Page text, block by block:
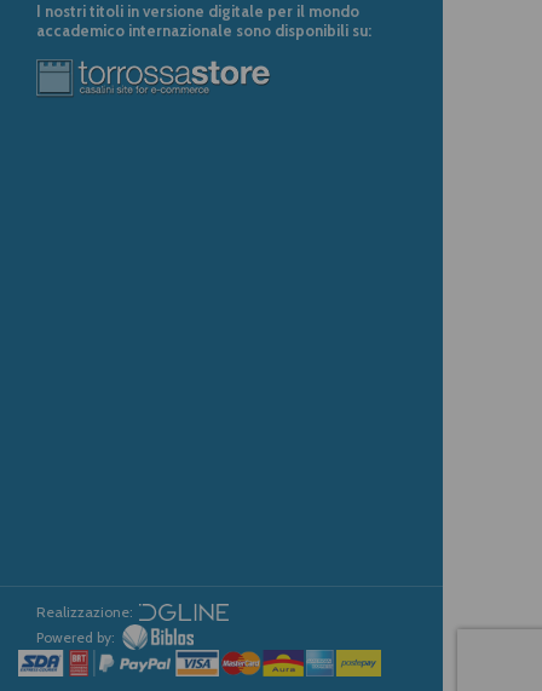
I nostri titoli in versione digitale per il mondo
accademico internazionale sono disponibili su:
Realizzazione:
Powered by: